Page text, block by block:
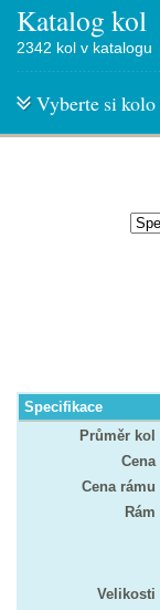
Katalog kol
2342 kol v katalogu
Vyberte si kolo
Specifikace
Průměr kol
Cena
Cena rámu
Rám
Velikosti